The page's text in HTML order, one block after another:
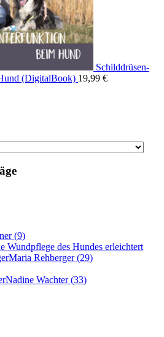
Schilddrüsen-
(DigitalBook) 19,99 €
(9)
Wundpflege des Hundes erleichtert
Maria Rehberger(29)
Nadine Wachter(33)